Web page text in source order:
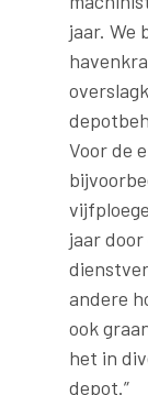
jaar. We
Voor de
jaar
andere
ook
het in
depot.”